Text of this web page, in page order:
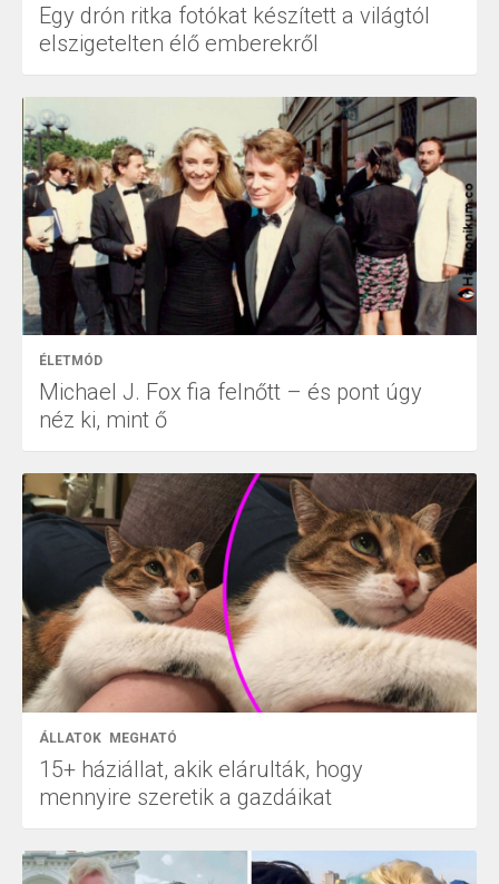
Egy drón ritka fotókat készített a világtól
elszigetelten élő emberekről
ÉLETMÓD
Michael J. Fox fia felnőtt – és pont úgy
néz ki, mint ő
ÁLLATOK MEGHATÓ
15+ háziállat, akik elárulták, hogy
mennyire szeretik a gazdáikat